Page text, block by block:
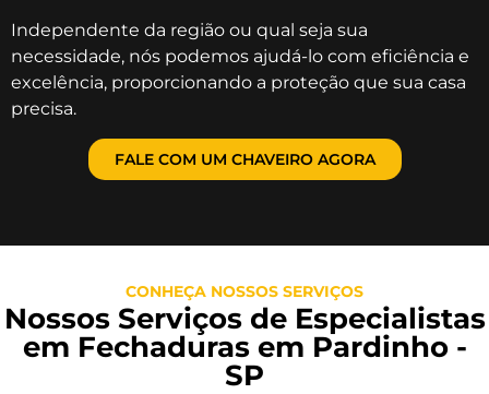
Independente da região ou qual seja sua
necessidade, nós podemos ajudá-lo com eficiência e
excelência, proporcionando a proteção que sua casa
precisa.
FALE COM UM CHAVEIRO AGORA
CONHEÇA NOSSOS SERVIÇOS
Nossos Serviços de Especialistas
em Fechaduras em Pardinho -
SP